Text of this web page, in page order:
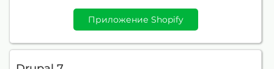
Приложение Shopify